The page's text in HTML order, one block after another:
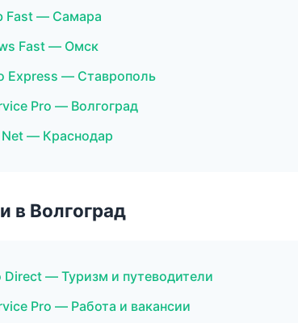
Fast — Самара
Fast — Омск
Express — Ставрополь
Pro — Волгоград
— Краснодар
в Волгоград
Direct — Туризм и путеводители
Pro — Работа и вакансии